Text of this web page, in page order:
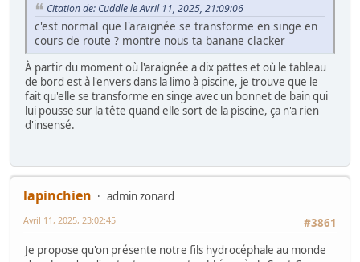
Citation de: Cuddle le Avril 11, 2025, 21:09:06
c'est normal que l'araignée se transforme en singe en
cours de route ? montre nous ta banane clacker
À partir du moment où l'araignée a dix pattes et où le tableau
de bord est à l'envers dans la limo à piscine, je trouve que le
fait qu'elle se transforme en singe avec un bonnet de bain qui
lui pousse sur la tête quand elle sort de la piscine, ça n'a rien
d'insensé.
lapinchien
admin zonard
#3861
Avril 11, 2025, 23:02:45
Je propose qu'on présente notre fils hydrocéphale au monde